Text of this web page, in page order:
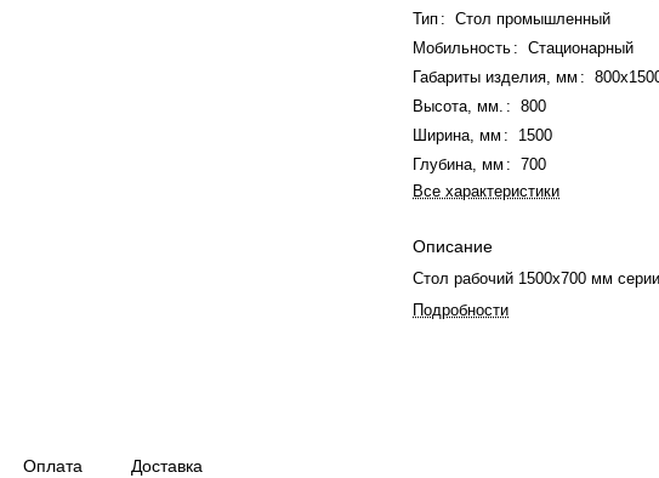
Тип :
Стол промышленный
Мобильность :
Стационарный
Габариты изделия, мм :
Высота, мм. :
800
Ширина, мм :
1500
Глубина, мм :
700
Все характеристики
Описание
Стол рабочий 1500x700 мм
Подробности
Оплата Доставка